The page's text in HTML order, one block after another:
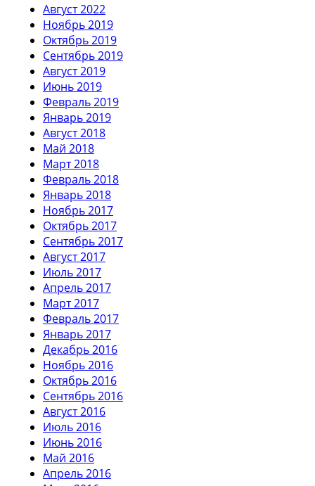
Август 2022
Ноябрь 2019
Октябрь 2019
Сентябрь 2019
Август 2019
Июнь 2019
Февраль 2019
Январь 2019
Август 2018
Май 2018
Март 2018
Февраль 2018
Январь 2018
Ноябрь 2017
Октябрь 2017
Сентябрь 2017
Август 2017
Июль 2017
Апрель 2017
Март 2017
Февраль 2017
Январь 2017
Декабрь 2016
Ноябрь 2016
Октябрь 2016
Сентябрь 2016
Август 2016
Июль 2016
Июнь 2016
Май 2016
Апрель 2016